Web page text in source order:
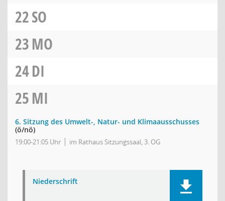
22SO
23MO
24DI
25MI
6. Sitzung des Umwelt-, Natur- und Klimaausschusses
(ö/nö)
19:00-21:05 Uhr im Rathaus Sitzungssaal, 3. OG
Niederschrift